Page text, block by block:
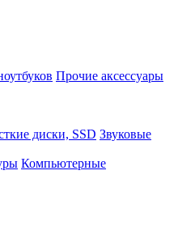
Прочие аксессуары
диски, SSD Звуковые
Компьютерные